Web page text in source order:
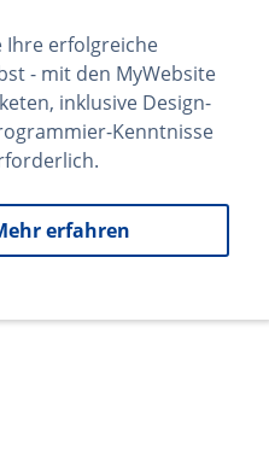
Ihre erfolgreiche
- mit den MyWebsite
inklusive Design-
Kenntnisse
erfahren